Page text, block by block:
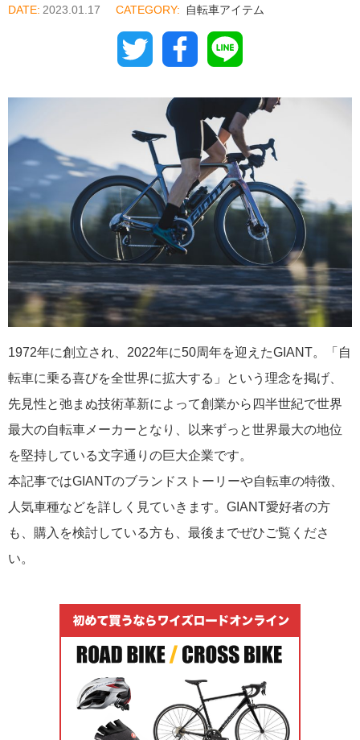
2023.01.17 自転車アイテム
Twitter Facebook
1972年に創立され、2022年に50周年を迎えたGIANT。「自
転車に乗る喜びを全世界に拡大する」という理念を掲げ、
先見性と弛まぬ技術革新によって創業から四半世紀で世界
最大の自転車メーカーとなり、以来ずっと世界最大の地位
を堅持している文字通りの巨大企業です。
本記事ではGIANTのブランドストーリーや自転車の特徴、
人気車種などを詳しく見ていきます。GIANT愛好者の方
も、購入を検討している方も、最後までぜひご覧くださ
い。